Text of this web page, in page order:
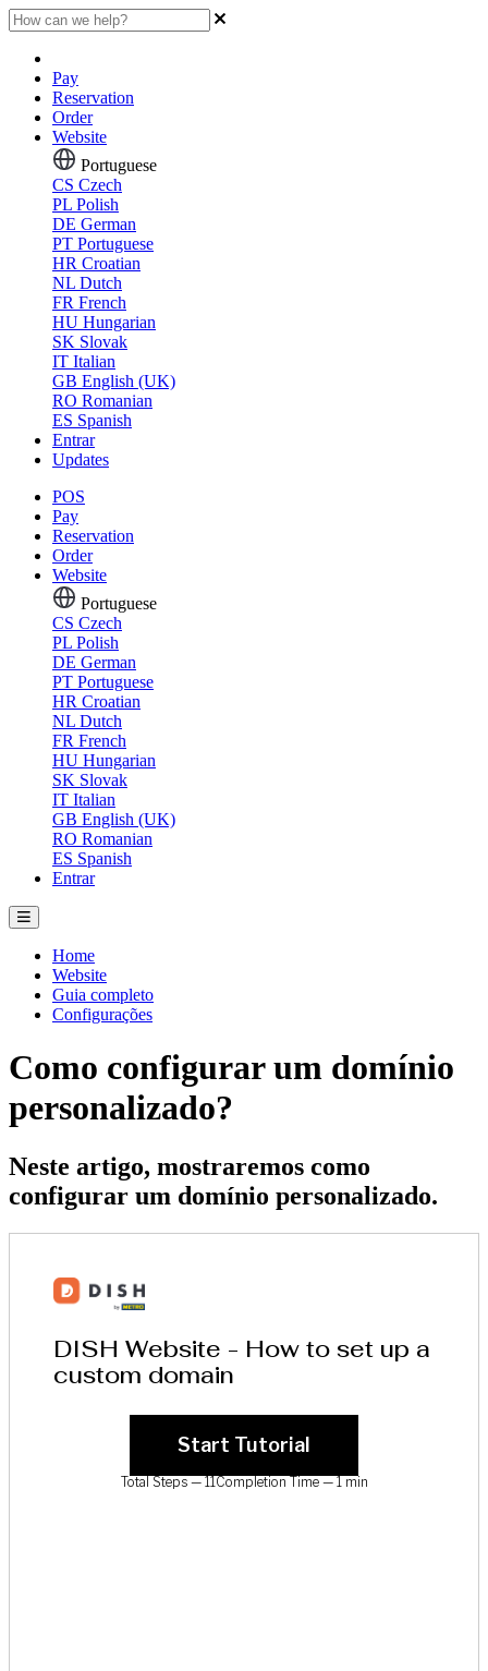
Pay
Reservation
Order
Website
Portuguese
CS Czech
PL Polish
DE German
PT Portuguese
HR Croatian
NL Dutch
FR French
HU Hungarian
SK Slovak
IT Italian
GB English (UK)
RO Romanian
ES Spanish
Entrar
Updates
POS
Pay
Reservation
Order
Website
Portuguese
CS Czech
PL Polish
DE German
PT Portuguese
HR Croatian
NL Dutch
FR French
HU Hungarian
SK Slovak
IT Italian
GB English (UK)
RO Romanian
ES Spanish
Entrar
Home
Website
Guia completo
Configurações
Como configurar um domínio
personalizado?
Neste artigo, mostraremos como
configurar um domínio personalizado.